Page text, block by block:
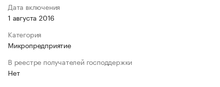
Дата включения
1 августа 2016
Категория
Микропредприятие
В реестре получателей господдержки
Нет